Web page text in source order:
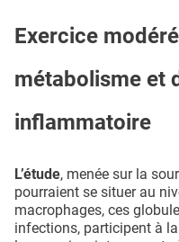
Exercice
métabolisme et
inflammatoire
L’étude, menée sur la
pourraient se situer au
macrophages, ces
infections, participent à